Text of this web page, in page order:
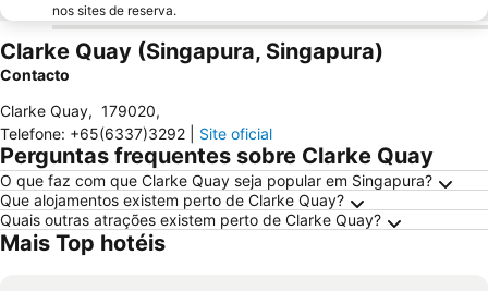
nos sites de reserva.
Clarke Quay (Singapura, Singapura)
Contacto
Clarke Quay, 179020,
Telefone: +65(6337)3292 Site oficial
Perguntas frequentes sobre Clarke Quay
O que faz com que Clarke Quay seja popular em Singapura?
Que alojamentos existem perto de Clarke Quay?
Quais outras atrações existem perto de Clarke Quay?
Mais Top hotéis